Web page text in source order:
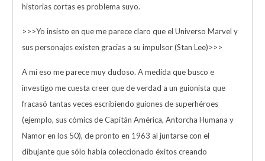
historias cortas es problema suyo.
>>>Yo insisto en que me parece claro que el Universo Marvel y
sus personajes existen gracias a su impulsor (Stan Lee)>>>
A mí eso me parece muy dudoso. A medida que busco e
investigo me cuesta creer que de verdad a un guionista que
fracasó tantas veces escribiendo guiones de superhéroes
(ejemplo, sus cómics de Capitán América, Antorcha Humana y
Namor en los 50), de pronto en 1963 al juntarse con el
dibujante que sólo había coleccionado éxitos creando